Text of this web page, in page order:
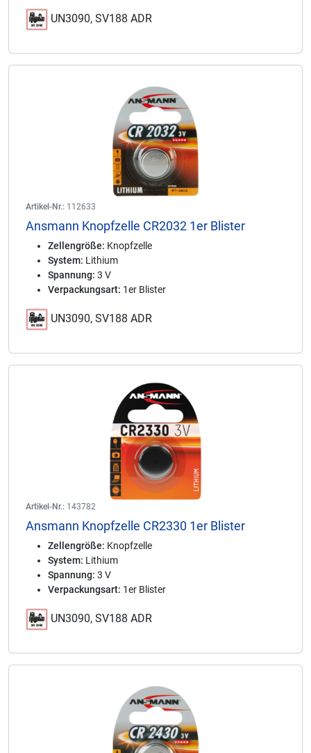
UN3090, SV188 ADR
Artikel-Nr.: 112633
Ansmann Knopfzelle CR2032 1er Blister
Zellengröße: Knopfzelle
System: Lithium
Spannung: 3 V
Verpackungsart: 1er Blister
UN3090, SV188 ADR
Artikel-Nr.: 143782
Ansmann Knopfzelle CR2330 1er Blister
Zellengröße: Knopfzelle
System: Lithium
Spannung: 3 V
Verpackungsart: 1er Blister
UN3090, SV188 ADR